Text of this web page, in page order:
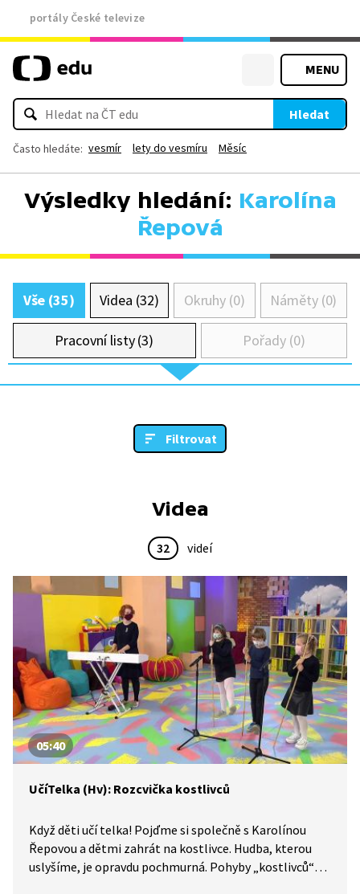
portály České televize
MENU
Hledat
Často hledáte: vesmír lety do vesmíru Měsíc
Výsledky hledání: Karolína
Řepová
Vše (35) Videa (32) Okruhy (0) Náměty (0)
Pracovní listy (3) Pořady (0)
Filtrovat
Videa
32 videí
05:40
UčíTelka (Hv): Rozcvička kostlivců
Když děti učí telka! Pojďme si společně s Karolínou
Řepovou a dětmi zahrát na kostlivce. Hudba, kterou
uslyšíme, je opravdu pochmurná. Pohyby „kostlivců“